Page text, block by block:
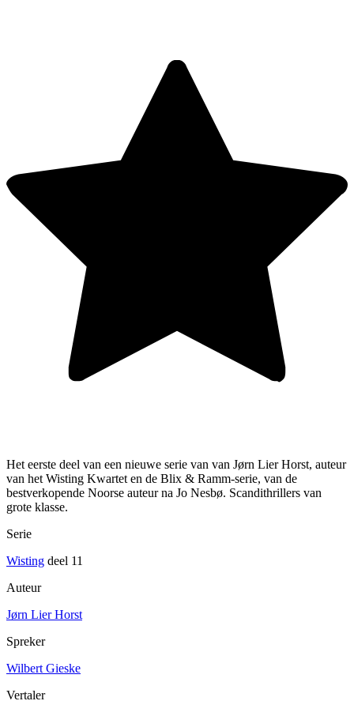
Het eerste deel van een nieuwe serie van van Jørn Lier Horst, auteur
van het Wisting Kwartet en de Blix & Ramm-serie, van de
bestverkopende Noorse auteur na Jo Nesbø. Scandithrillers van
grote klasse.
Serie
Wisting deel 11
Auteur
Jørn Lier Horst
Spreker
Wilbert Gieske
Vertaler